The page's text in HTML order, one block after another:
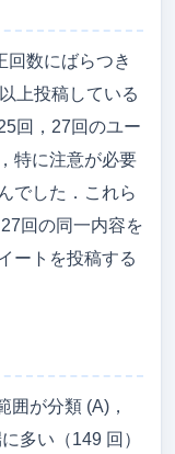
回数にばらつき
上投稿している
回，27回のユー
特に注意が必要
でした．これら
回の同一内容を
ートを投稿する
囲が分類 (A)，
多い（149 回）